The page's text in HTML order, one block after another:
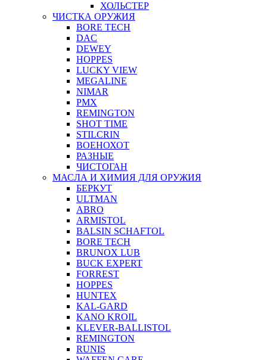
ХОЛЬСТЕР
ЧИСТКА ОРУЖИЯ
BORE TECH
DAC
DEWEY
HOPPES
LUCKY VIEW
MEGALINE
NIMAR
PMX
REMINGTON
SHOT TIME
STILCRIN
ВОЕНОХОТ
РАЗНЫЕ
ЧИСТОГАН
МАСЛА И ХИМИЯ ДЛЯ ОРУЖИЯ
БЕРКУТ
ULTMAN
ABRO
ARMISTOL
BALSIN SCHAFTOL
BORE TECH
BRUNOX LUB
BUCK EXPERT
FORREST
HOPPES
HUNTEX
KAL-GARD
KANO KROIL
KLEVER-BALLISTOL
REMINGTON
RUNIS